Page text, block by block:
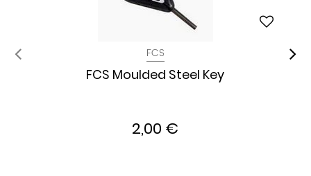
FCS
FCS Moulded Steel Key
2,00 €